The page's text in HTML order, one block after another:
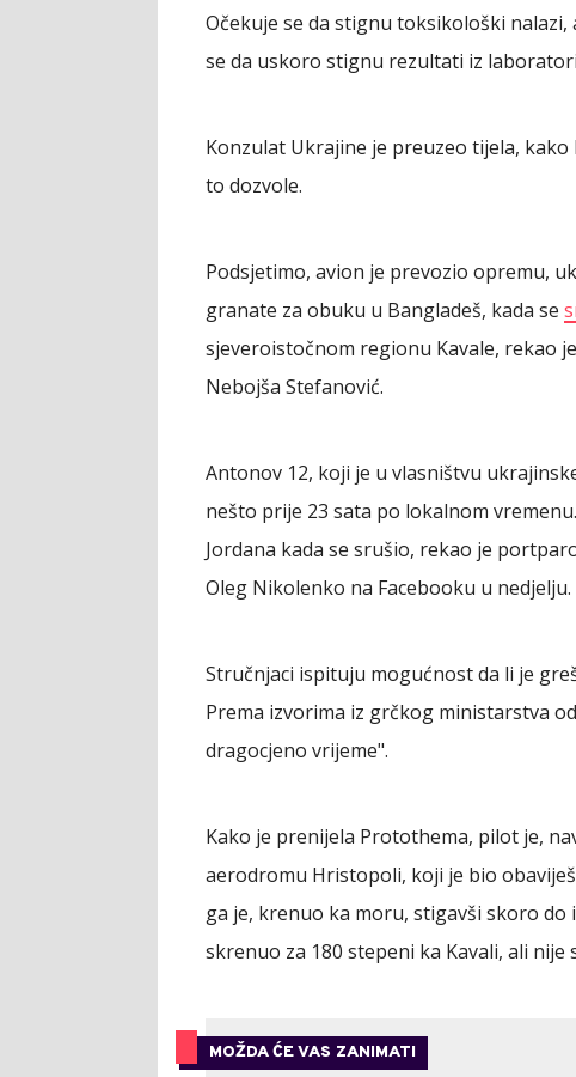
Očekuje se da stignu toksikološki
se da uskoro stignu rezultati iz
Konzulat Ukrajine je preuzeo tijela,
to dozvole.
Podsjetimo, avion je prevozio opremu,
granate za obuku u Bangladeš, kada se
sjeveroistočnom regionu Kavale, rekao
Nebojša Stefanović.
Antonov 12, koji je u vlasništvu
nešto prije 23 sata po lokalnom
Jordana kada se srušio, rekao je
Oleg Nikolenko na Facebooku u nedjelju.
Stručnjaci ispituju mogućnost da li je
Prema izvorima iz grčkog ministarstva
dragocjeno vrijeme".
Kako je prenijela Protothema, pilot je,
aerodromu Hristopoli, koji je bio
ga je, krenuo ka moru, stigavši skoro do
skrenuo za 180 stepeni ka Kavali, ali
MOŽDA ĆE VAS ZANIMATI